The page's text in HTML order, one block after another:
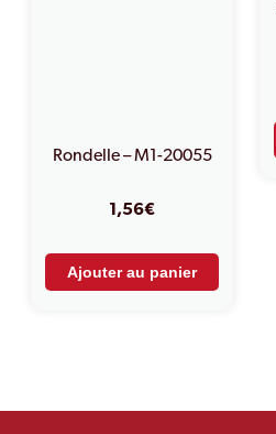
Rondelle – M1-20055
1,56€
Ajouter au panier